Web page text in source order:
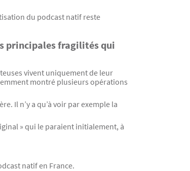
du podcast natif reste
principales fragilités qui
vivent uniquement de leur
montré plusieurs opérations
Il n’y a qu’à voir par exemple la
» qui le paraient initialement, à
natif en France.